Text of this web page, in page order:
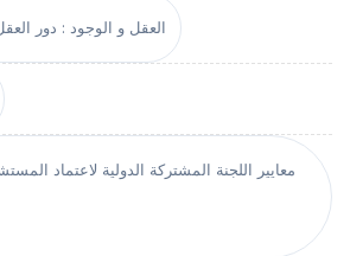
العقل و الوجود : دور
معايير اللجنة المشتركة الدولية لاعتماد